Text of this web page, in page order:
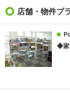
入居 即
損保 要
の
店舗・物件ブ
◆家